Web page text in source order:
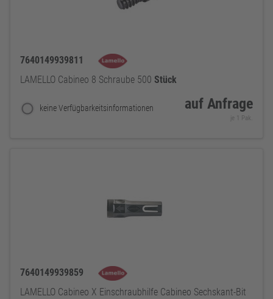
7640149939811
LAMELLO Cabineo 8 Schraube 500 Stück
keine Verfügbarkeitsinformationen auf Anfrage
je 1 Pak.
7640149939859
LAMELLO Cabineo X Einschraubhilfe Cabineo Sechskant-Bit